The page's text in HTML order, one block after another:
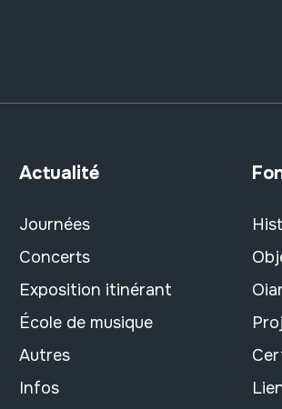
Actualité
Journées
Concerts
Exposition itinérant
École de musique
Autres
Infos